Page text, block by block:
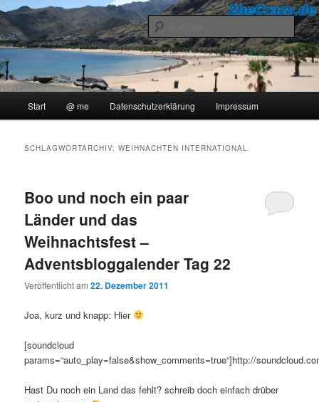
Zum
primären
Inhalt
springen
Zum
sekundären
Inhalt
springen2beCrazy
..::Ollis Blog::..
Start @ me Datenschutzerklärung Impressum
SCHLAGWORTARCHIV:WEIHNACHTEN INTERNATIONAL
Boo und noch ein paar
Länder und das
Weihnachtsfest –
Adventsbloggalender Tag 22
Veröffentlicht am22. Dezember 2011
Joa, kurz und knapp: Hier
[soundcloud
params=“auto_play=false&show_comments=true“]http://
Hast Du noch ein Land das fehlt? schreib doch einfach drüber